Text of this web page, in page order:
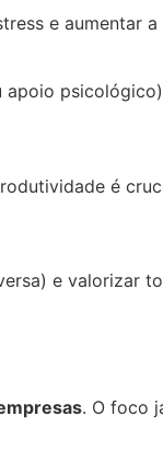
e aumentar
é
e valorizar
. O foco